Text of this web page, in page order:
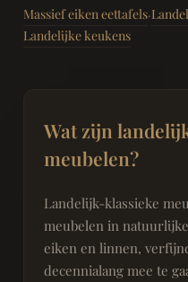
Massief eiken eettafels·
Landelijke keukens
Wat zijn
meubelen?
Landelijk-klassieke
meubelen in
eiken en linnen,
decennialang mee te